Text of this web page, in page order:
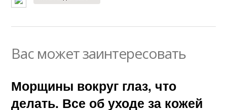
Вас может заинтересовать
Морщины вокруг глаз, что
делать. Все об уходе за кожей